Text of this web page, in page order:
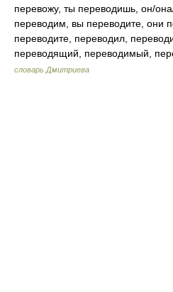
перевожу, ты переводишь, он/
переводим, вы переводите, они
переводите, переводил,
переводящий, переводимый,
словарь Дмитриева